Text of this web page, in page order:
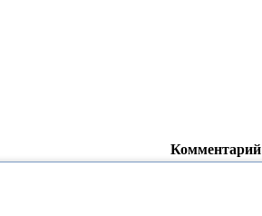
Комментарий